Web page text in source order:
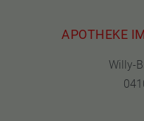
APOTHEKE
Willy-